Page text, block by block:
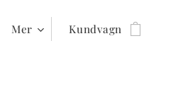
Mer Kundvagn